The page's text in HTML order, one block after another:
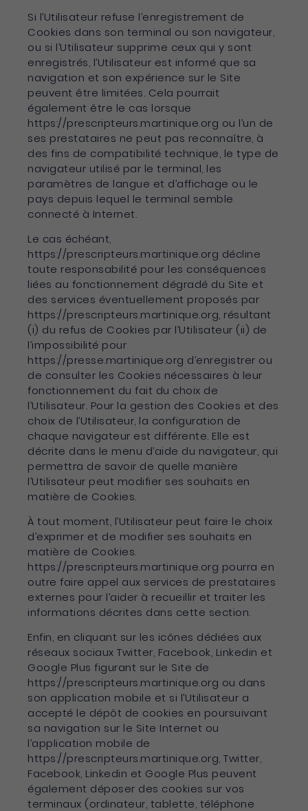
Si l’Utilisateur refuse l’enregistrement de
Cookies dans son terminal ou son navigateur,
ou si l’Utilisateur supprime ceux qui y sont
enregistrés, l’Utilisateur est informé que sa
navigation et son expérience sur le Site
peuvent être limitées. Cela pourrait
également être le cas lorsque
https://prescripteurs.martinique.org ou l’un de
ses prestataires ne peut pas reconnaître, à
des fins de compatibilité technique, le type de
navigateur utilisé par le terminal, les
paramètres de langue et d’affichage ou le
pays depuis lequel le terminal semble
connecté à Internet.
Le cas échéant,
https://prescripteurs.martinique.org décline
toute responsabilité pour les conséquences
liées au fonctionnement dégradé du Site et
des services éventuellement proposés par
https://prescripteurs.martinique.org, résultant
(i) du refus de Cookies par l’Utilisateur (ii) de
l’impossibilité pour
https://presse.martinique.org d’enregistrer ou
de consulter les Cookies nécessaires à leur
fonctionnement du fait du choix de
l’Utilisateur. Pour la gestion des Cookies et des
choix de l’Utilisateur, la configuration de
chaque navigateur est différente. Elle est
décrite dans le menu d’aide du navigateur, qui
permettra de savoir de quelle manière
l’Utilisateur peut modifier ses souhaits en
matière de Cookies.
À tout moment, l’Utilisateur peut faire le choix
d’exprimer et de modifier ses souhaits en
matière de Cookies.
https://prescripteurs.martinique.org pourra en
outre faire appel aux services de prestataires
externes pour l’aider à recueillir et traiter les
informations décrites dans cette section.
Enfin, en cliquant sur les icônes dédiées aux
réseaux sociaux Twitter, Facebook, Linkedin et
Google Plus figurant sur le Site de
https://prescripteurs.martinique.org ou dans
son application mobile et si l’Utilisateur a
accepté le dépôt de cookies en poursuivant
sa navigation sur le Site Internet ou
l’application mobile de
https://prescripteurs.martinique.org, Twitter,
Facebook, Linkedin et Google Plus peuvent
également déposer des cookies sur vos
terminaux (ordinateur, tablette, téléphone